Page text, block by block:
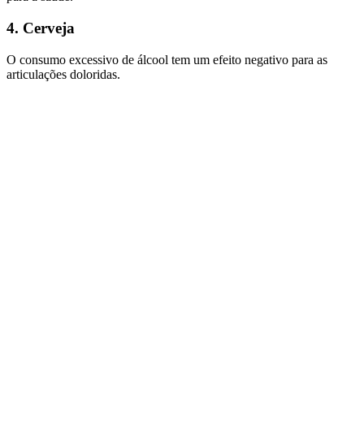
4. Cerveja
O consumo excessivo de álcool tem um efeito negativo para as
articulações doloridas.